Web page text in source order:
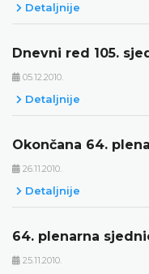
Detaljnije
Dnevni red 105.
05.12.2010.
Detaljnije
Okončana 64.
26.11.2010.
Detaljnije
64. plenarna
25.11.2010.